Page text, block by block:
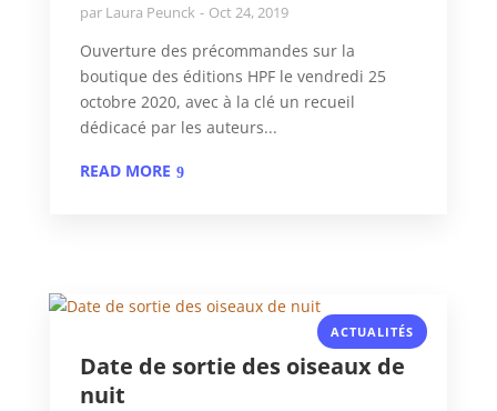
par Laura Peunck Oct 24, 2019
Ouverture des précommandes sur la
boutique des éditions HPF le vendredi 25
octobre 2020, avec à la clé un recueil
dédicacé par les auteurs...
READ MORE
ACTUALITÉS
Date de sortie des oiseaux de
nuit